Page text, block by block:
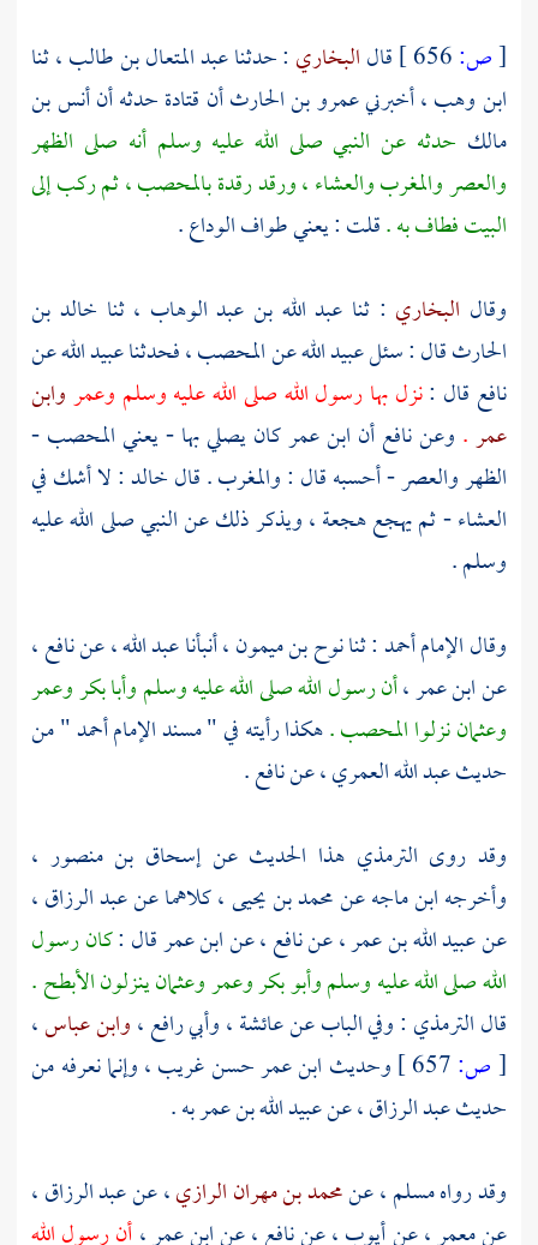
[ص: قالالبخاري : حدثناعبد المتعال بن طالب، ثنا
ابن وهب، أخبرنيعمرو بن الحارثأن قتادةحدثه أنأنس بن
مالك حدثه عن النبي صلى الله عليه وسلم أنه صلى الظهر
والعصر والمغرب والعشاء ، ورقد رقدةبالمحصب ،ثم ركب إلى
البيت فطاف به .قلت : يعني طواف الوداع .
وقال البخاري : ثنا عبد الله بن عبد الوهاب ، ثنا خالد بن
الحارثقال : سئلعبيد اللهعنالمحصب ،فحدثناعبيد اللهعن
نافع قال :نزل بها رسول الله صلى الله عليه وسلم وعمروابن
عمر. وعننافعأن ابن عمركان يصلي بها - يعنيالمحصب-
الظهر والعصر - أحسبه قال : والمغرب . قالخالد: لا أشك في
العشاء - ثم يهجع هجعة ، ويذكر ذلك عن النبي صلى الله عليه
وسلم .
وقال الإمامأحمد: ثنانوح بن ميمون، أنبأناعبد الله، عننافع،
عنابن عمر،أن رسول الله صلى الله عليه وسلموأبا بكروعمر
وعثماننزلواالمحصب.هكذا رأيته في " مسند الإمامأحمد" من
حديثعبد الله العمري، عننافع.
وقد روى الترمذيهذا الحديث عنإسحاق بن منصور ،
وأخرجهابن ماجهعنمحمد بن يحيى، كلاهما عنعبد الرزاق،
عنعبيد الله بن عمر، عننافع، عنابن عمرقال :كان رسول
الله صلى الله عليه وسلموأبو بكروعمروعثمانينزلونالأبطح.
قالالترمذي : وفي الباب عنعائشة ،وأبي رافع،وابن عباس،
[ص: وحديث ابن عمرحسن غريب ، وإنما نعرفه من
حديثعبد الرزاق، عنعبيد الله بن عمربه .
وقد رواهمسلم، عنمحمد بن مهران الرازي، عنعبد الرزاق،
عنمعمر، عنأيوب، عننافع، عنابن عمر،أن رسول الله